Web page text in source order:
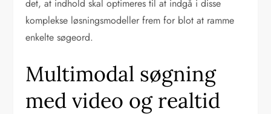
det, at indhold skal optimeres til at indgå i disse
komplekse løsningsmodeller frem for blot at ramme
enkelte søgeord.
Multimodal søgning
med video og realtid